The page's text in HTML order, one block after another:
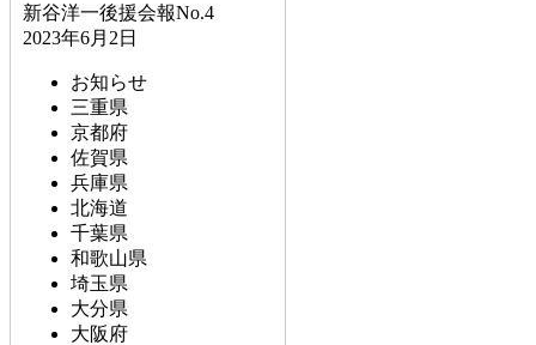
新谷洋一後援会報No.4
2023年6月2日
お知らせ
三重県
京都府
佐賀県
兵庫県
北海道
千葉県
和歌山県
埼玉県
大分県
大阪府